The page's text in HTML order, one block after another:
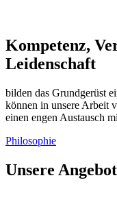
Kompetenz,
Leidenschaft
bilden das Grundgerüst
können in unsere Arbeit
einen engen Austausch
Philosophie
Unsere